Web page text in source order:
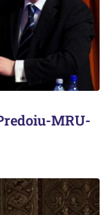
MRU-